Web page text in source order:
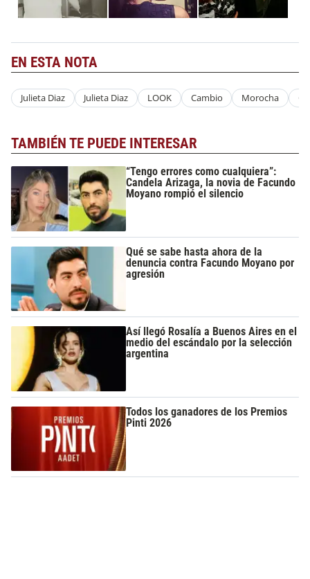
EN ESTA NOTA
Julieta Diaz Julieta Diaz LOOK Cambio Morocha
TAMBIÉN TE PUEDE INTERESAR
“Tengo errores como cualquiera”:
Candela Arizaga, la novia de Facundo
Moyano rompió el silencio
Qué se sabe hasta ahora de la
denuncia contra Facundo Moyano por
agresión
Así llegó Rosalía a Buenos Aires en el
medio del escándalo por la selección
argentina
Todos los ganadores de los Premios
Pinti 2026